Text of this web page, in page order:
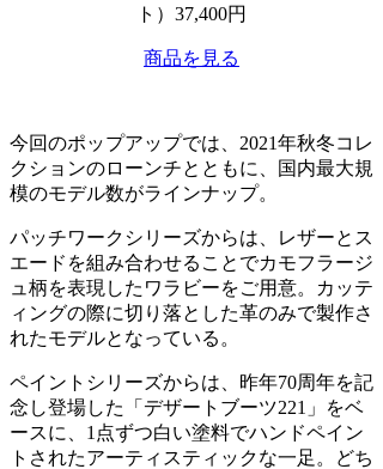
ト）37,400円
商品を見る
今回のポップアップでは、2021年秋冬コレ
クションのローンチとともに、国内最大規
模のモデル数がラインナップ。
パッチワークシリーズからは、レザーとス
エードを組み合わせることでカモフラージ
ュ柄を表現したワラビーをご用意。カッテ
ィングの際に切り落とした革のみで製作さ
れたモデルとなっている。
ペイントシリーズからは、昨年70周年を記
念し登場した「デザートブーツ221」をベ
ースに、1点ずつ白い塗料でハンドペイン
トされたアーティスティックな一足。どち